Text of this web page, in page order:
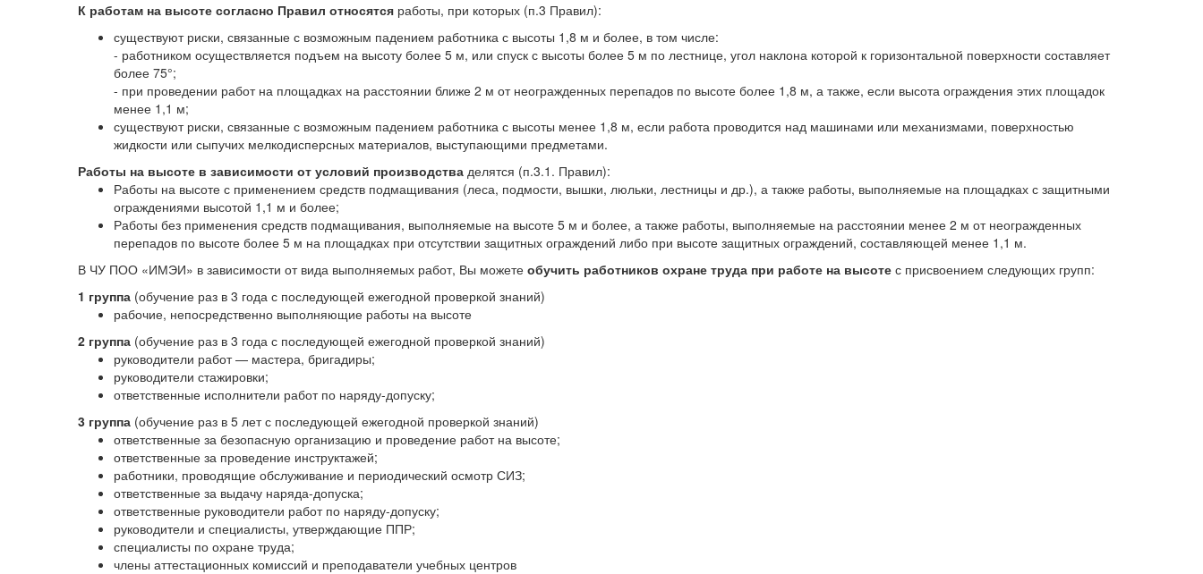
К работам на высоте согласно Правил относятся работы, при которых (п.3 Правил):
существуют риски, связанные с возможным падением работника с высоты 1,8 м и более, в том числе:
- работником осуществляется подъем на высоту более 5 м, или спуск с высоты более 5 м по лестнице, угол наклона которой к горизонтальной поверхности составляет
более 75°;
- при проведении работ на площадках на расстоянии ближе 2 м от неогражденных перепадов по высоте более 1,8 м, а также, если высота ограждения этих площадок
менее 1,1 м;
существуют риски, связанные с возможным падением работника с высоты менее 1,8 м, если работа проводится над машинами или механизмами, поверхностью
жидкости или сыпучих мелкодисперсных материалов, выступающими предметами.
Работы на высоте в зависимости от условий производства делятся (п.3.1. Правил):
Работы на высоте с применением средств подмащивания (леса, подмости, вышки, люльки, лестницы и др.), а также работы, выполняемые на площадках с защитными
ограждениями высотой 1,1 м и более;
Работы без применения средств подмащивания, выполняемые на высоте 5 м и более, а также работы, выполняемые на расстоянии менее 2 м от неогражденных
перепадов по высоте более 5 м на площадках при отсутствии защитных ограждений либо при высоте защитных ограждений, составляющей менее 1,1 м.
В ЧУ ПОО «ИМЭИ» в зависимости от вида выполняемых работ, Вы можете обучить работников охране труда при работе на высоте с присвоением следующих групп:
1 группа (обучение раз в 3 года с последующей ежегодной проверкой знаний)
рабочие, непосредственно выполняющие работы на высоте
2 группа (обучение раз в 3 года с последующей ежегодной проверкой знаний)
руководители работ — мастера, бригадиры;
руководители стажировки;
ответственные исполнители работ по наряду-допуску;
3 группа (обучение раз в 5 лет с последующей ежегодной проверкой знаний)
ответственные за безопасную организацию и проведение работ на высоте;
ответственные за проведение инструктажей;
работники, проводящие обслуживание и периодический осмотр СИЗ;
ответственные за выдачу наряда-допуска;
ответственные руководители работ по наряду-допуску;
руководители и специалисты, утверждающие ППР;
специалисты по охране труда;
члены аттестационных комиссий и преподаватели учебных центров